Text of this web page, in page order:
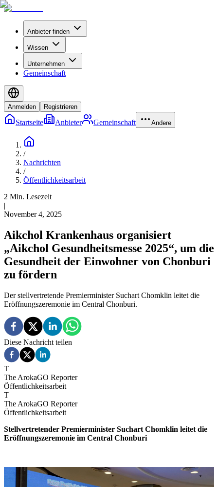
Anbieter finden
Wissen
Unternehmen
Gemeinschaft
Anmelden Registrieren
Startseite Anbieter Gemeinschaft Andere
/
Nachrichten
/
Öffentlichkeitsarbeit
2 Min. Lesezeit
|
November 4, 2025
Aikchol Krankenhaus organisiert
„Aikchol Gesundheitsmesse 2025“, um die
Gesundheit der Einwohner von Chonburi
zu fördern
Der stellvertretende Premierminister Suchart Chomklin leitet die
Eröffnungszeremonie im Central Chonburi.
Diese Nachricht teilen
T
The ArokaGO Reporter
Öffentlichkeitsarbeit
T
The ArokaGO Reporter
Öffentlichkeitsarbeit
Stellvertretender Premierminister Suchart Chomklin leitet die
Eröffnungszeremonie im Central Chonburi